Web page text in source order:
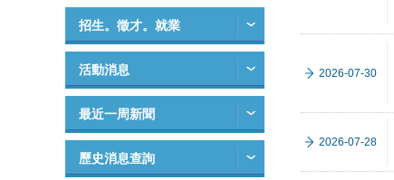
招生。徵才。就業
活動消息
最近一周新聞
歷史消息查詢
2026-07-30
2026-07-28